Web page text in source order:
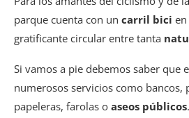
parque cuenta con un carril bici
gratificante circular entre tanta
Si vamos a pie debemos saber que
numerosos servicios como bancos,
papeleras, farolas o aseos públicos.